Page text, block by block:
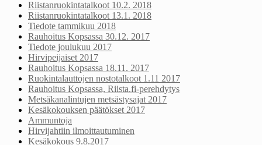
Riistanruokintatalkoot 10.2. 2018
Riistanruokintatalkoot 13.1. 2018
Tiedote tammikuu 2018
Rauhoitus Kopsassa 30.12. 2017
Tiedote joulukuu 2017
Hirvipeijaiset 2017
Rauhoitus Kopsassa 18.11. 2017
Ruokintalauttojen nostotalkoot 1.11 2017
Rauhoitus Kopsassa, Riista.fi-perehdytys
Metsäkanalintujen metsästysajat 2017
Kesäkokouksen päätökset 2017
Ammuntoja
Hirvijahtiin ilmoittautuminen
Kesäkokous 9.8.2017